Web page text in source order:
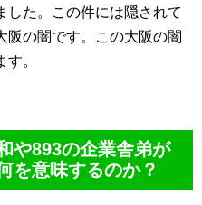
した。この件には隠されて
阪の闇です。この大阪の闇
。
や893の企業舎弟が
を意味するのか？